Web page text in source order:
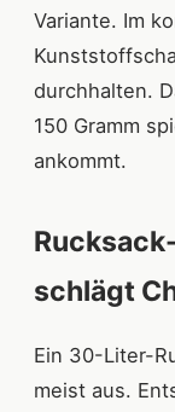
Variante. Im
durchhalten.
150 Gramm
ankommt.
schlägt
Ein 30-Liter-
meist aus.